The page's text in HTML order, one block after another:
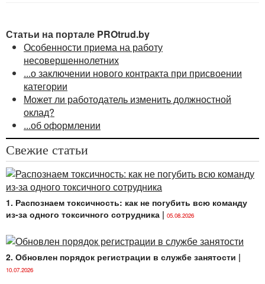
Статьи на портале PROtrud.by
Особенности приема на работу
несовершеннолетних
...о заключении нового контракта при присвоении
категории
Может ли работодатель изменить должностной
оклад?
...об оформлении
Свежие статьи
1. Распознаем токсичность: как не погубить всю команду
из-за одного токсичного сотрудника | 05.08.2026
2. Обновлен порядок регистрации в службе занятости |
10.07.2026